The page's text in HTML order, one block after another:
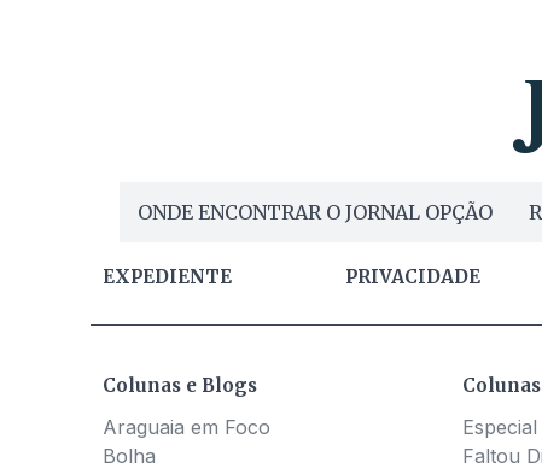
ONDE ENCONTRAR O JORNAL OPÇÃO
EXPEDIENTE PRIVACIDADE
Colunas e Blogs
Araguaia em Foco
Bolha
Faltou